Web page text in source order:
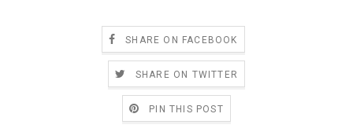
SHARE ON FACEBOOK
SHARE ON TWITTER
PIN THIS POST